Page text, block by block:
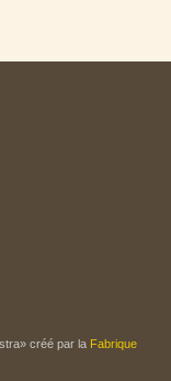
créé par la Fabrique